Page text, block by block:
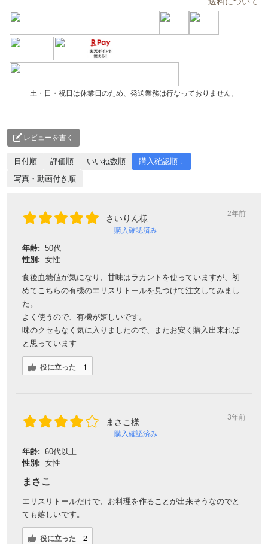
土・日・祝日は休業日のため、発送業務は行なっておりません。
レビューを書く
日付順 評価順 いいね数順
購入確認順 ↓
写真・動画付き順
さいりん様
購入確認済み
2年前
年齢: 50代
性別: 女性
食後血糖値が気になり、甘味はラカントを使っていますが、初
めてこちらの有機のエリスリトールを見つけて注文してみまし
た。
よく使うので、有機が嬉しいです。
味のクセもなく気に入りましたので、またお安く購入出来れば
と思っています
役に立った 1
まさこ様
購入確認済み
3年前
年齢: 60代以上
性別: 女性
まさこ
エリスリトールだけで、お料理を作ることが出来そうなのでと
ても嬉しいです。
役に立った 2